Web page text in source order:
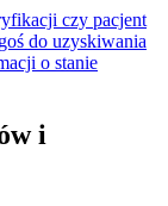
czy pacjent
do uzyskiwania
o stanie
i